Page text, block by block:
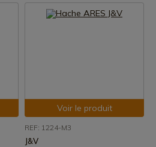
Voir le produit
REF: 1224-M3
J&V